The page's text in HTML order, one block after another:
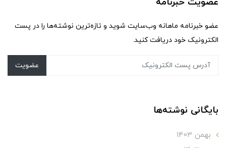
عضو خبرنامه ماهانه وب‌سایت شوید و تازه‌ترین نوشته‌ها را در پست
الکترونیک خود دریافت کنید.
عضویت
بایگانی نوشته‌ها
بهمن 1403